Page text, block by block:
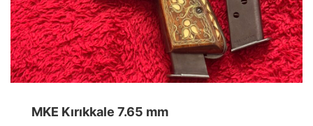
MKE Kırıkkale 7.65 mm